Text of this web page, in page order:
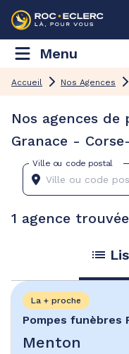
Menu
Accueil Nos Agences
Nos agences
Granace -
Ville ou code postal
1 agence
Pompes funèbres
Menton
La + proche